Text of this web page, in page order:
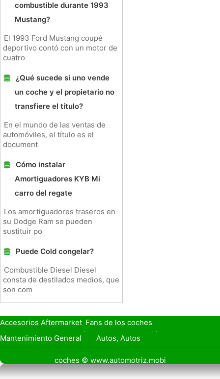
combustible durante 1993
Mustang?
El 1993 Ford Mustang coupé
deportivo contó con un motor de
cuatro
¿Qué sucede si uno vende
un coche y el propietario no
transfiere el título?
En el mundo de las ventas de
automóviles, el título es el
document
Cómo instalar
Amortiguadores KYB Mi
carro del regate
Los amortiguadores traseros en
su Dodge Ram se pueden
sustituir po
Puede Cold congelar?
Combustible Diesel Diesel
consta de destilados medios, que
son com
Accesorios Aftermarket Fans de los coches
Seguro de Coche
Préstamos y Financiación
Mantenimiento General
Autos, Autos
Seguridad Vial
Combustibles
Vender Mi Cochecoches © www.automotriz.mobi